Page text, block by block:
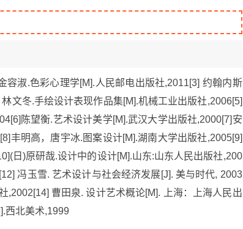
容淑.色彩心理学[M].人民邮电出版社,2011[3] 约翰内斯
文冬.手绘设计表现作品集[M].机械工业出版社,2006[5]
陈望衡.艺术设计美学[M].武汉大学出版社,2000[7]安
丰明高，唐宇冰.图案设计[M].湖南大学出版社,2005[9]
日)原研哉.设计中的设计[M].山东:山东人民出版社,200
冯玉雪. 艺术设计与社会经济发展[J]. 美与时代, 2003
,2002[14] 曹田泉. 设计艺术概论[M]. 上海：上海人民出
西北美术,1999